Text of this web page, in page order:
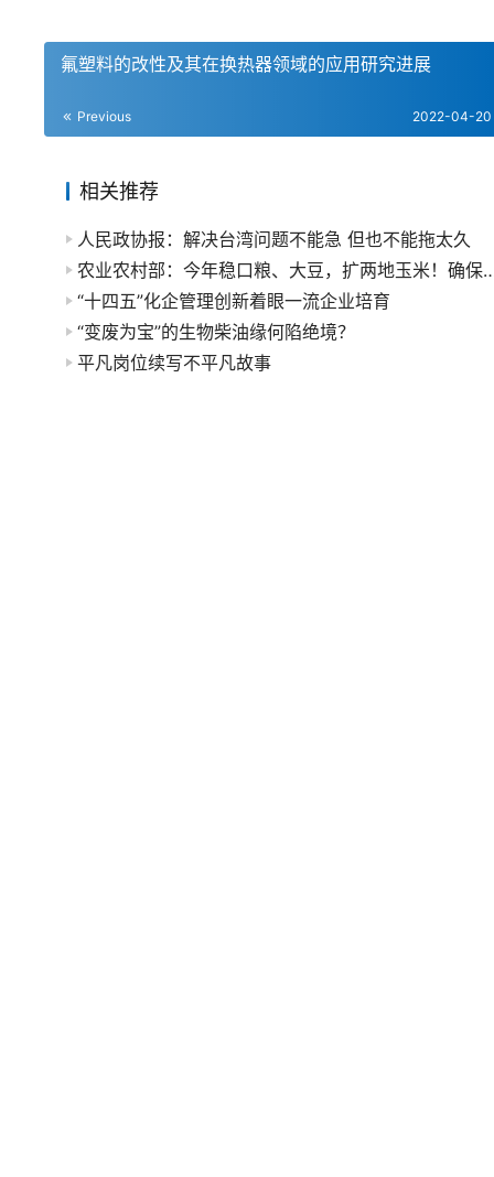
氟塑料的改性及其在换热器领域的应用研究进展
Previous 2022-04-20
相关推荐
人民政协报：解决台湾问题不能急 但也不能拖太久
农业农村部：今年稳口粮、大豆，
“十四五”化企管理创新着眼一流企业培育
“变废为宝”的生物柴油缘何陷绝境？
平凡岗位续写不平凡故事